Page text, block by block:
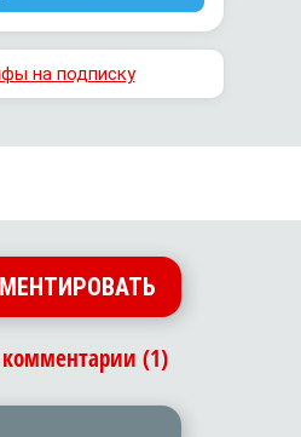
на подписку
комментарии (1)